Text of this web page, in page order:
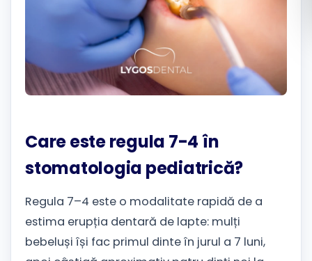
Care este regula 7-4 în
stomatologia pediatrică?
Regula 7–4 este o modalitate rapidă de a
estima erupția dentară de lapte: mulți
bebeluși își fac primul dinte în jurul a 7 luni,